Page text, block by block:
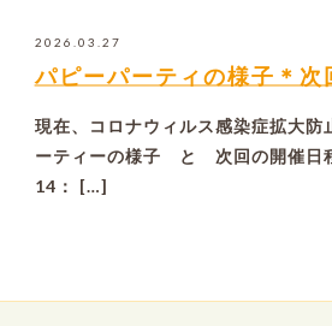
2026.03.27
パピーパーティの様子＊次
現在、コロナウィルス感染症拡大
ーティーの様子 と 次回の開催日
14： […]